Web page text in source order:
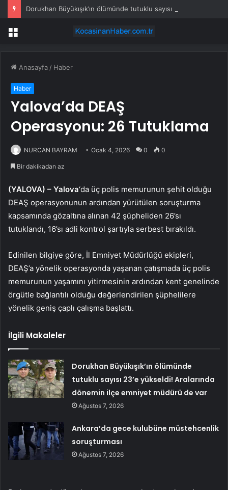
Menü
Anasayfa / Haber
Haber
Yalova’da DEAŞ
Operasyonu: 26 Tutuklama
NURCAN BAYRAM Ocak 4, 2026 0 0
Bir dakikadan az
(YALOVA) – Yalova‘da üç polis memurunun şehit olduğu
DEAŞ operasyonunun ardından yürütülen soruşturma
kapsamında gözaltına alınan 42 şüpheliden 26’sı
tutuklandı, 16’sı adli kontrol şartıyla serbest bırakıldı.
Edinilen bilgiye göre, İl Emniyet Müdürlüğü ekipleri,
DEAŞ’a yönelik operasyonda yaşanan çatışmada üç polis
memurunun yaşamını yitirmesinin ardından kent genelinde
örgütle bağlantılı olduğu değerlendirilen şüphelilere
yönelik geniş çaplı çalışma başlattı.
İlgili Makaleler
Dorukhan Büyükışık’ın ölümünde
tutuklu sayısı 23’e yükseldi! Aralarında
dönemin ilçe emniyet müdürü de var
Ağustos 7, 2026
Ankara’da gece kulubüne müstehcenlik
soruşturması
Ağustos 7, 2026